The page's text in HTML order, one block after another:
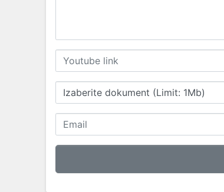
Izaberite dokument (Limit: 1Mb)